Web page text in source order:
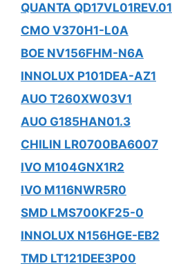
QUANTA QD17VL01REV.01
CMO V370H1-L0A
BOE NV156FHM-N6A
INNOLUX P101DEA-AZ1
AUO T260XW03V1
AUO G185HAN01.3
CHILIN LR0700BA6007
IVO M104GNX1R2
IVO M116NWR5R0
SMD LMS700KF25-0
INNOLUX N156HGE-EB2
TMD LT121DEE3P00